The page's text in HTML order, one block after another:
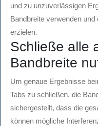
und zu unzuverlässigen
Bandbreite verwenden
erzielen.
Schließe alle
Bandbreite
Um genaue Ergebnisse
Tabs zu schließen, die
sichergestellt, dass die
können mögliche